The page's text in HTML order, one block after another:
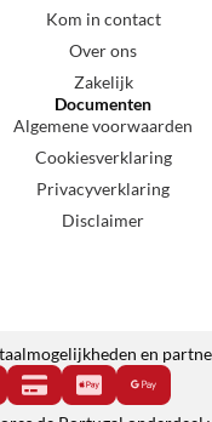
Kom in contact
Over ons
Zakelijk
Documenten
Algemene voorwaarden
Cookiesverklaring
Privacyverklaring
Disclaimer
en